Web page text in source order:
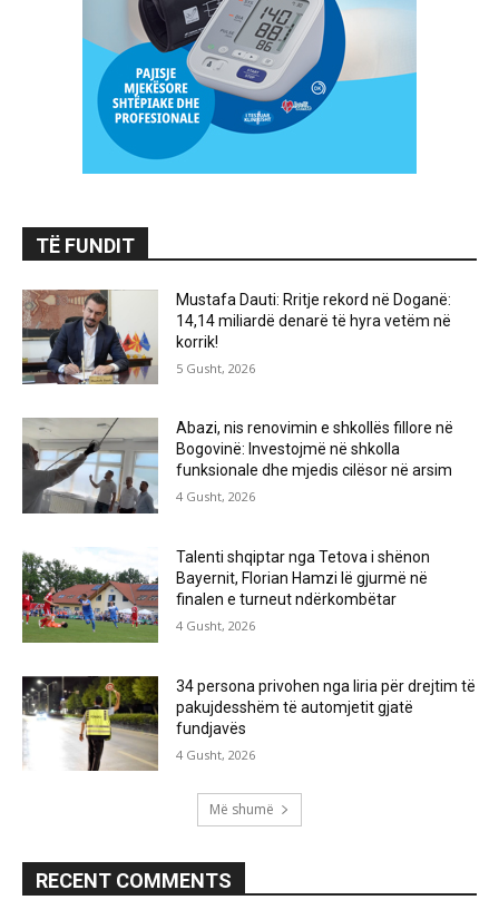
TË FUNDIT
Mustafa Dauti: Rritje rekord në Doganë:
14,14 miliardë denarë të hyra vetëm në
korrik!
5 Gusht, 2026
Abazi, nis renovimin e shkollës fillore në
Bogovinë: Investojmë në shkolla
funksionale dhe mjedis cilësor në arsim
4 Gusht, 2026
Talenti shqiptar nga Tetova i shënon
Bayernit, Florian Hamzi lë gjurmë në
finalen e turneut ndërkombëtar
4 Gusht, 2026
34 persona privohen nga liria për drejtim të
pakujdesshëm të automjetit gjatë
fundjavës
4 Gusht, 2026
Më shumë
RECENT COMMENTS